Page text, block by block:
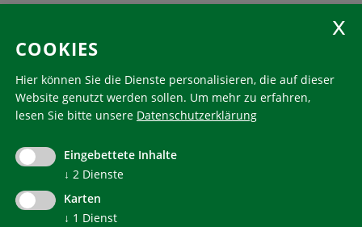
KlimaHaus ist eine eingetragene Marke. Die Nutzung muss
communication@klimahausagentur.it
© 2022 Agentur für Energie Südtirol - KlimaHaus
COOKIES
Hier können Sie die Dienste personalisieren, die auf dieser
Website genutzt werden sollen. Um mehr zu erfahren,
lesen Sie bitte unsere Datenschutzerklärung
Eingebettete Inhalte
↓ 2 Dienste
Karten
↓ 1 Dienst